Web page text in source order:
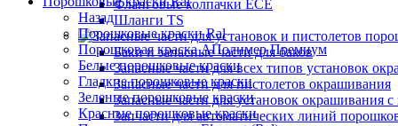
Фланговые колпачки ECE
Шланги TS
Баки и запасные части для баков
Запасные части для всех типов установок
Запасные части для пистолетов окрашивания
Запасные части для установок окрашивания с
Запчасти для автоматических линий
Назад
Порошковые краски Ral
Порошковая краска АПолимер Премиум
Белые порошковые краски
Гладкие порошковые краски
Зеленые порошковые краски
Красные порошковые краски